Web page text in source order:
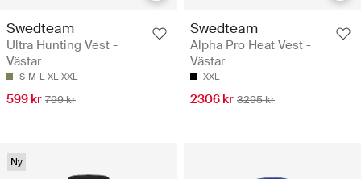
Swedteam
Ultra Hunting Vest -
Västar
S M L XL XXL
599 kr 799 kr
Swedteam
Alpha Pro Heat Vest -
Västar
XXL
2306 kr 3295 kr
Ny